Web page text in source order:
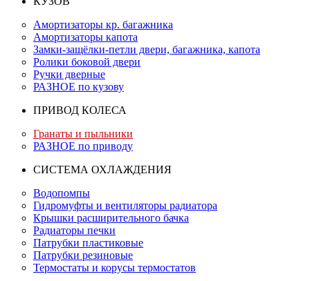
Амортизаторы кр. багажника
Амортизаторы капота
Замки-защёлки-петли двери, багажника, капота
Ролики боковой двери
Ручки дверные
РАЗНОЕ по кузову
ПРИВОД КОЛЕСА
Гранаты и пыльники
РАЗНОЕ по приводу
СИСТЕМА ОХЛАЖДЕНИЯ
Водопомпы
Гидромуфты и вентиляторы радиатора
Крышки расширительного бачка
Радиаторы печки
Патрубки пластиковые
Патрубки резиновые
Термостаты и корусы термостатов